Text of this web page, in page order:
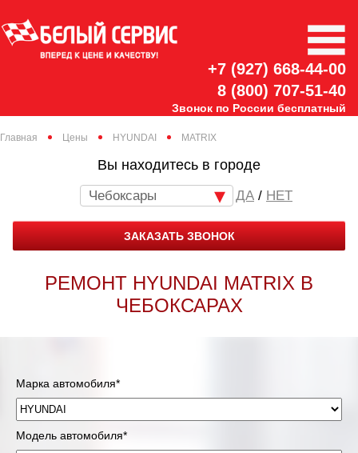
+7 (927) 668-44-00
8 (800) 707-51-40
Звонок по России бесплатный
Главная Цены HYUNDAI MATRIX
Вы находитесь в городе
Чебоксары / НЕТ
ЗАКАЗАТЬ ЗВОНОК
РЕМОНТ HYUNDAI MATRIX В
ЧЕБОКСАРАХ
Марка автомобиля*
Модель автомобиля*